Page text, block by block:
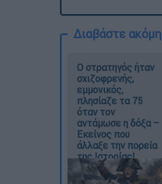
Διαβάστε ακόμη
O στρατηγός ήταν
σχιζοφρενής,
εμμονικός,
πλησίαζε τα 75
όταν τον
αντάμωσε η δόξα –
Εκείνος που
άλλαξε την πορεία
της Ιστορίας!